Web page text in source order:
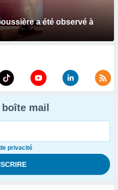
a été observé à
mail
privacité